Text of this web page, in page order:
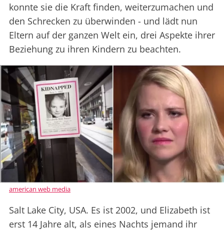
konnte sie die Kraft finden, weiterzumachen und
den Schrecken zu überwinden - und lädt nun
Eltern auf der ganzen Welt ein, drei Aspekte ihrer
Beziehung zu ihren Kindern zu beachten.
american web media
Salt Lake City, USA. Es ist 2002, und Elizabeth ist
erst 14 Jahre alt, als eines Nachts jemand ihr